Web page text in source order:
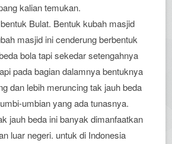
kalian temukan.
Bulat. Bentuk kubah masjid
masjid ini cenderung berbentuk
bola tapi sekedar setengahnya
pada bagian dalamnya bentuknya
dan lebih meruncing tak jauh beda
umbian yang ada tunasnya.
jauh beda ini banyak dimanfaatkan
luar negeri. untuk di Indonesia